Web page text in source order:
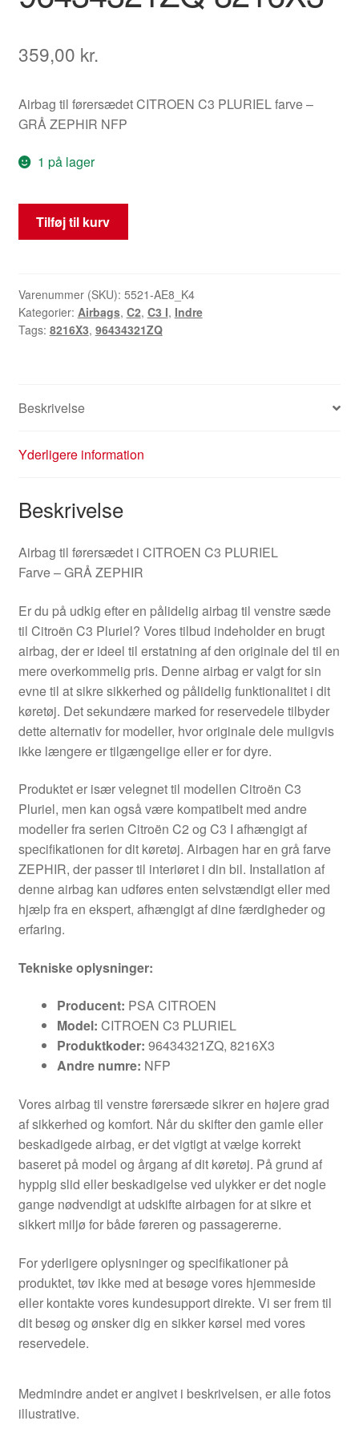
359,00 kr.
Airbag til førersædet CITROEN C3 PLURIEL farve –
GRÅ ZEPHIR NFP
1 på lager
Airbag
Sæde
C3
Pluriel
96434321ZQ
Tilføj til kurv
Varenummer (SKU): 5521-AE8_K4
Kategorier: Airbags, C2, C3 I, Indre
Tags: 8216X3, 96434321ZQ
Beskrivelse
Yderligere information
Beskrivelse
Airbag til førersædet i CITROEN C3 PLURIEL
Farve – GRÅ ZEPHIR
Er du på udkig efter en pålidelig airbag til venstre sæde
til Citroën C3 Pluriel? Vores tilbud indeholder en brugt
airbag, der er ideel til erstatning af den originale del til en
mere overkommelig pris. Denne airbag er valgt for sin
evne til at sikre sikkerhed og pålidelig funktionalitet i dit
køretøj. Det sekundære marked for reservedele tilbyder
dette alternativ for modeller, hvor originale dele muligvis
ikke længere er tilgængelige eller er for dyre.
Produktet er især velegnet til modellen Citroën C3
Pluriel, men kan også være kompatibelt med andre
modeller fra serien Citroën C2 og C3 I afhængigt af
specifikationen for dit køretøj. Airbagen har en grå farve
ZEPHIR, der passer til interiøret i din bil. Installation af
denne airbag kan udføres enten selvstændigt eller med
hjælp fra en ekspert, afhængigt af dine færdigheder og
erfaring.
Tekniske oplysninger:
Producent: PSA CITROEN
Model: CITROEN C3 PLURIEL
Produktkoder: 96434321ZQ, 8216X3
Andre numre: NFP
Vores airbag til venstre førersæde sikrer en højere grad
af sikkerhed og komfort. Når du skifter den gamle eller
beskadigede airbag, er det vigtigt at vælge korrekt
baseret på model og årgang af dit køretøj. På grund af
hyppig slid eller beskadigelse ved ulykker er det nogle
gange nødvendigt at udskifte airbagen for at sikre et
sikkert miljø for både føreren og passagererne.
For yderligere oplysninger og specifikationer på
produktet, tøv ikke med at besøge vores hjemmeside
eller kontakte vores kundesupport direkte. Vi ser frem til
dit besøg og ønsker dig en sikker kørsel med vores
reservedele.
Medmindre andet er angivet i beskrivelsen, er alle fotos
illustrative.